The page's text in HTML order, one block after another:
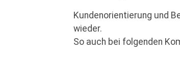
Kundenorientierung und
wieder.
So auch bei folgenden